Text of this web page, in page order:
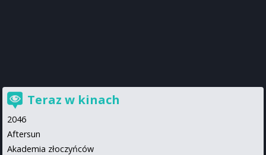
Teraz w kinach
2046
Aftersun
Akademia złoczyńców